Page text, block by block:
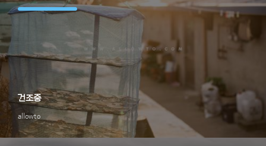
allowto
건조중